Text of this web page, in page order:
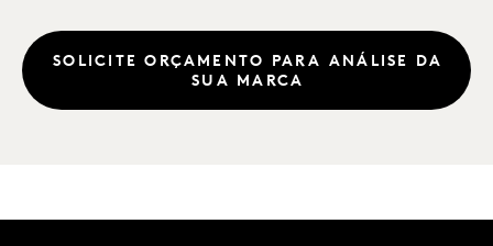
SOLICITE ORÇAMENTO PARA ANÁLISE DA
SUA MARCA